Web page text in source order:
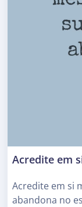
Acredite em
Acredite em si
abandona no